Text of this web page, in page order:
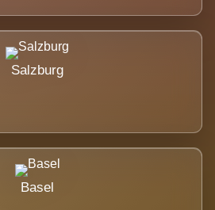
Salzburg
Basel